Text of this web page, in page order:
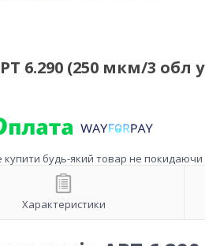
6.290 (250 мкм/3 обл
купити будь-який товар не покидаючи
Характеристики